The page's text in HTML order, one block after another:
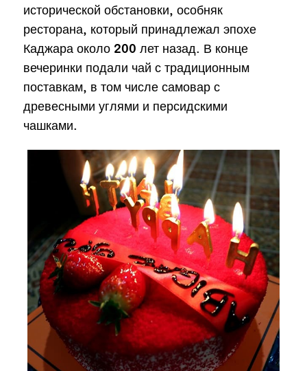
исторической обстановки, особняк
ресторана, который принадлежал эпохе
Каджара около 200 лет назад. В конце
вечеринки подали чай с традиционным
поставкам, в том числе самовар с
древесными углями и персидскими
чашками.